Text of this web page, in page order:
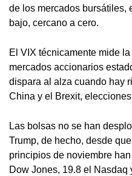
de los mercados bursátiles,
bajo, cercano a cero.
El VIX técnicamente mide
mercados accionarios
dispara al alza cuando hay
China y el Brexit,
Las bolsas no se han
Trump, de hecho, desde
principios de noviembre
Dow Jones, 19.8 el Nasdaq